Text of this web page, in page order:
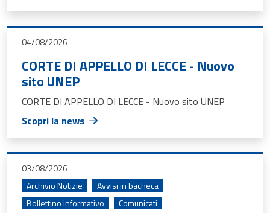
04/08/2026
CORTE DI APPELLO DI LECCE - Nuovo
sito UNEP
CORTE DI APPELLO DI LECCE - Nuovo sito UNEP
Scopri la news
03/08/2026
Archivio Notizie
Avvisi in bacheca
Bollettino informativo
Comunicati